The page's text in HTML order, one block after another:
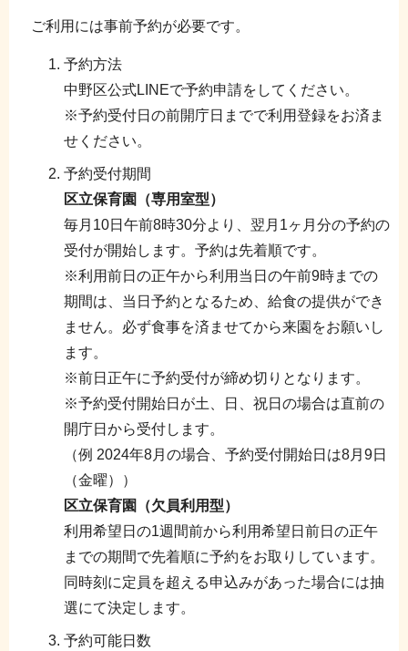
ご利用には事前予約が必要です。
予約方法
中野区公式LINEで予約申請をしてください。
※予約受付日の前開庁日までで利用登録をお済ま
せください。
予約受付期間
区立保育園（専用室型）
毎月10日午前8時30分より、翌月1ヶ月分の予約の
受付が開始します。予約は先着順です。
※利用前日の正午から利用当日の午前9時までの
期間は、当日予約となるため、給食の提供ができ
ません。必ず食事を済ませてから来園をお願いし
ます。
※前日正午に予約受付が締め切りとなります。
※予約受付開始日が土、日、祝日の場合は直前の
開庁日から受付します。
（例 2024年8月の場合、予約受付開始日は8月9日
（金曜））
区立保育園（欠員利用型）
利用希望日の1週間前から利用希望日前日の正午
までの期間で先着順に予約をお取りしています。
同時刻に定員を超える申込みがあった場合には抽
選にて決定します。
予約可能日数